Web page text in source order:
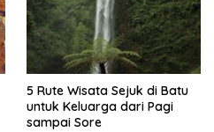
5 Rute Wisata Sejuk di Batu
untuk Keluarga dari Pagi
sampai Sore